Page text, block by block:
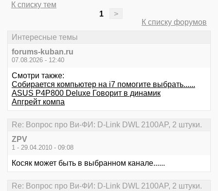
К списку тем
1
>
К списку форумов
Интересные темы
forums-kuban.ru
07.08.2026 - 12:40
Смотри также:
Собирается компьютер на i7 помогите выбрать......
ASUS P4P800 Deluxe Говорит в динамик
Апгрейт компа
Re: Вопрос про Ви-ФИ: D-Link DWL 2100AP, 2 штуки.
ZPV
1 - 29.04.2010 - 09:08
Косяк может быть в выбранном канале......
Re: Вопрос про Ви-ФИ: D-Link DWL 2100AP, 2 штуки.